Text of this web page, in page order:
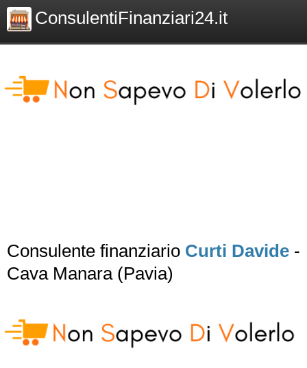
ConsulentiFinanziari24.it
Consulente finanziario Curti Davide -
Cava Manara (Pavia)